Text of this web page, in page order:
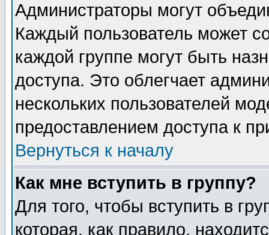
Администраторы могут
Каждый пользователь может
каждой группе могут быть
доступа. Это облегчает
нескольких пользователей
предоставлением доступа к
Вернуться к началу
Как мне вступить в группу?
Для того, чтобы вступить в
которая, как правило,